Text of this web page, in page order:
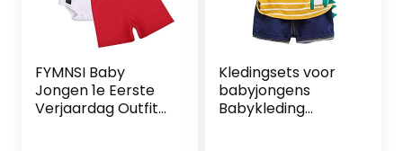
FYMNSI Baby
Jongen 1e Eerste
Verjaardag Outfit
Kledingsets voor
babyjongens
Babykleding